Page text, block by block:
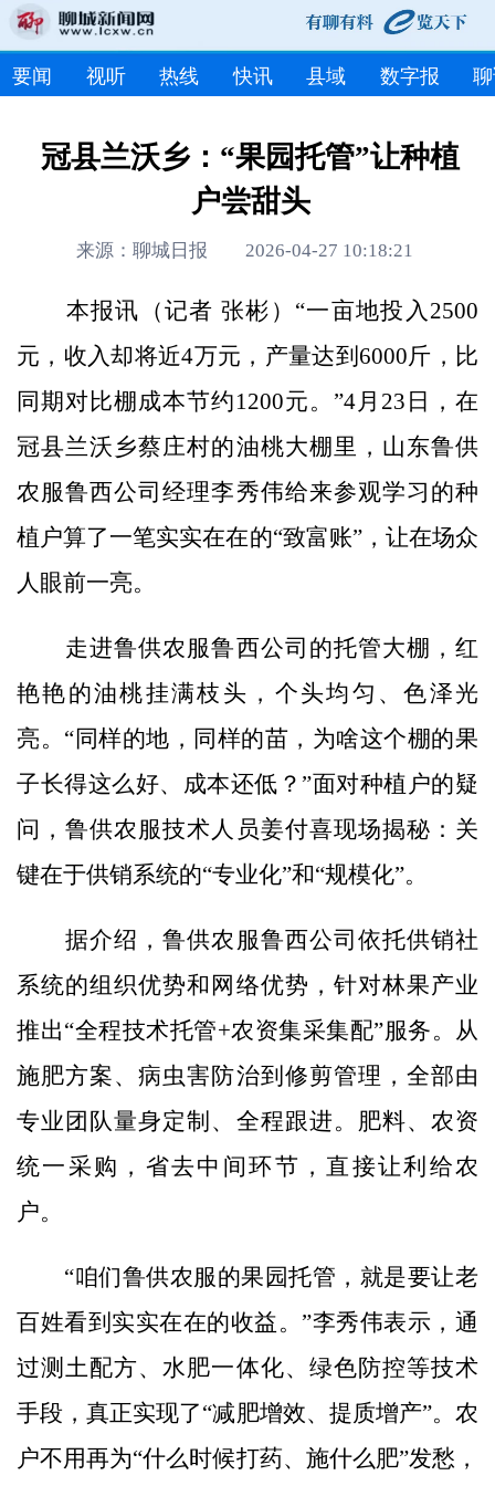
要闻 视听 热线 快讯 县域 数字报
冠县兰沃乡：“果园托管”让种植
户尝甜头
来源：聊城日报 2026-04-27 10:18:21
本报讯（记者 张彬）“一亩地投入2500
元，收入却将近4万元，产量达到6000斤，比
同期对比棚成本节约1200元。”4月23日，在
冠县兰沃乡蔡庄村的油桃大棚里，山东鲁供
农服鲁西公司经理李秀伟给来参观学习的种
植户算了一笔实实在在的“致富账”，让在场众
人眼前一亮。
走进鲁供农服鲁西公司的托管大棚，红
艳艳的油桃挂满枝头，个头均匀、色泽光
亮。“同样的地，同样的苗，为啥这个棚的果
子长得这么好、成本还低？”面对种植户的疑
问，鲁供农服技术人员姜付喜现场揭秘：关
键在于供销系统的“专业化”和“规模化”。
据介绍，鲁供农服鲁西公司依托供销社
系统的组织优势和网络优势，针对林果产业
推出“全程技术托管+农资集采集配”服务。从
施肥方案、病虫害防治到修剪管理，全部由
专业团队量身定制、全程跟进。肥料、农资
统一采购，省去中间环节，直接让利给农
户。
“咱们鲁供农服的果园托管，就是要让老
百姓看到实实在在的收益。”李秀伟表示，通
过测土配方、水肥一体化、绿色防控等技术
手段，真正实现了“减肥增效、提质增产”。农
户不用再为“什么时候打药、施什么肥”发愁，